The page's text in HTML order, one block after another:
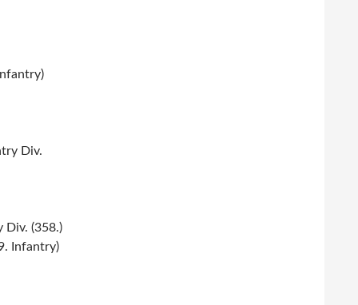
Div.
Div. (358.)
Infantry)